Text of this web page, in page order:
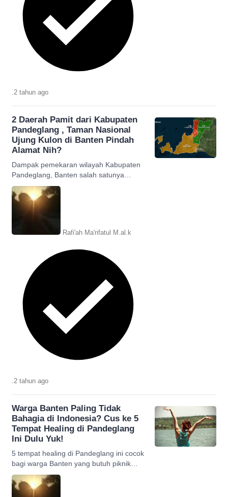
2 tahun ago
2 Daerah Pamit dari Kabupaten
Pandeglang , Taman Nasional
Ujung Kulon di Banten Pindah
Alamat Nih?
Dampak pemekaran wilayah Kabupaten
Pandeglang, Banten salah satunya
adalah Taman Nasional Ujung Kulon
berpotensi 'pindah' kabupaten.
Rafi'ah Ma'rifatul M.al.k
.2 tahun ago
Warga Banten Paling Tidak
Bahagia di Indonesia? Cus ke 5
Tempat Healing di Pandeglang
Ini Dulu Yuk!
5 tempat healing di Pandeglang ini cocok
bagi warga Banten yang butuh piknik
supaya tidak lupa bahagia. Simak listnya!